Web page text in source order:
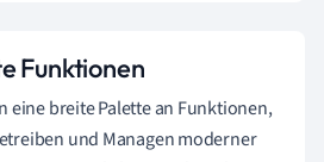
Funktionen
eine breite Palette an Funktionen,
und Managen moderner